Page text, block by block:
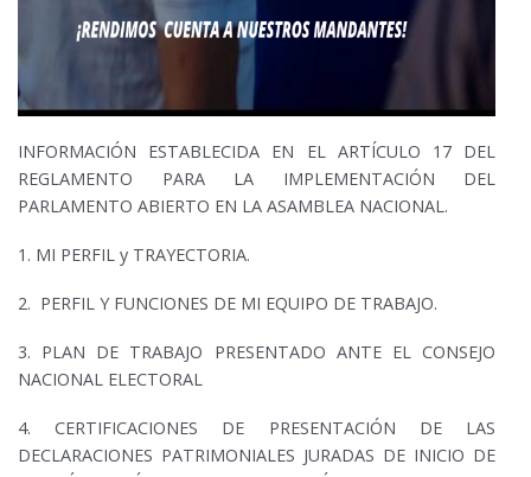
INFORMACIÓN ESTABLECIDA EN EL ARTÍCULO 17 DEL
REGLAMENTO PARA LA IMPLEMENTACIÓN DEL
PARLAMENTO ABIERTO EN LA ASAMBLEA NACIONAL.
1. MI PERFIL y TRAYECTORIA.
2. PERFIL Y FUNCIONES DE MI EQUIPO DE TRABAJO.
3. PLAN DE TRABAJO PRESENTADO ANTE EL CONSEJO
NACIONAL ELECTORAL
4.CERTIFICACIONES DE PRESENTACIÓN DE LAS
DECLARACIONES PATRIMONIALES JURADAS DE INICIO DE